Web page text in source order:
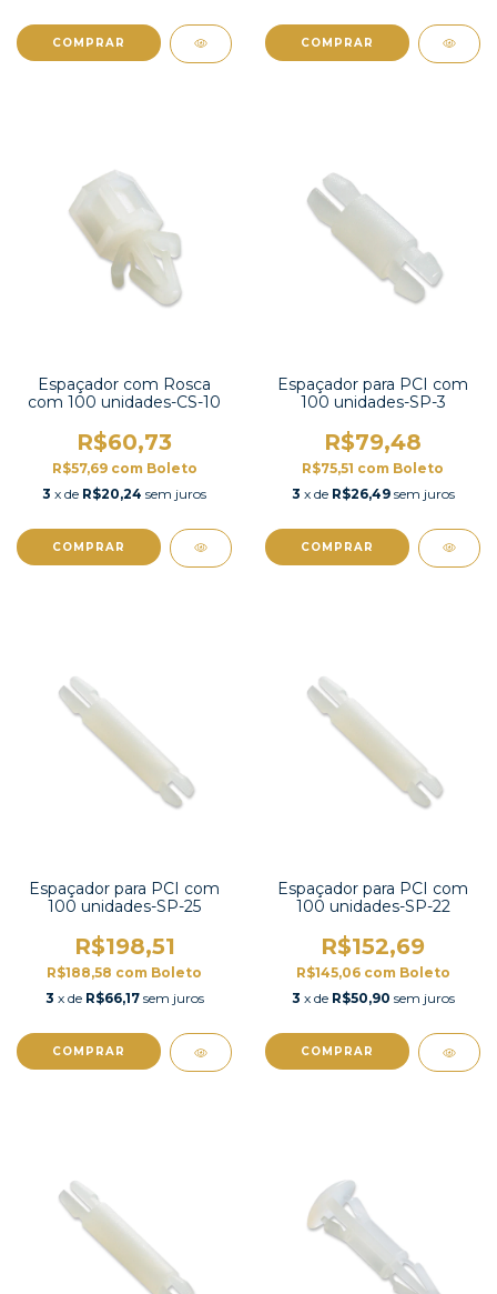
COMPRAR COMPRAR
Espaçador com Rosca
com 100 unidades-CS-10
R$60,73
R$57,69 com Boleto
3 x de R$20,24 sem juros
COMPRAR
Espaçador para PCI com
100 unidades-SP-3
R$79,48
R$75,51 com Boleto
3 x de R$26,49 sem juros
COMPRAR
Espaçador para PCI com
100 unidades-SP-25
R$198,51
R$188,58 com Boleto
3 x de R$66,17 sem juros
COMPRAR
Espaçador para PCI com
100 unidades-SP-22
R$152,69
R$145,06 com Boleto
3 x de R$50,90 sem juros
COMPRAR